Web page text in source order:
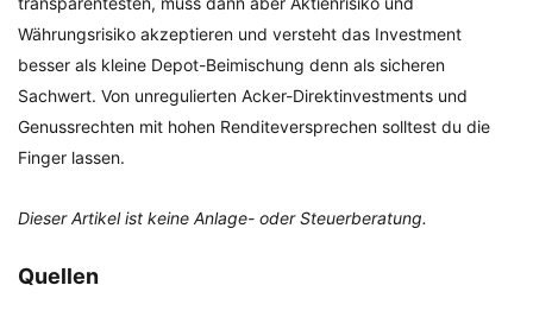
Währungsrisiko akzeptieren und versteht das Investment
besser als kleine Depot-Beimischung denn als sicheren
Sachwert. Von unregulierten Acker-Direktinvestments und
Genussrechten mit hohen Renditeversprechen solltest du die
Finger lassen.
Dieser Artikel ist keine Anlage- oder Steuerberatung.
Quellen